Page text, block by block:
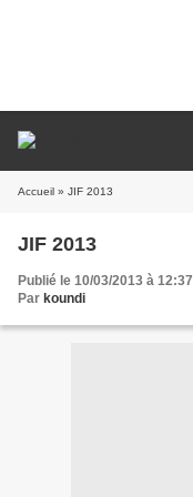
Accueil » JIF 2013
JIF 2013
Publié le 10/03/2013 à 12:37
Par koundi